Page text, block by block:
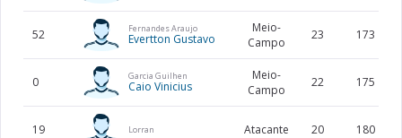
52 Fernandes Araujo
Evertton Gustavo
Meio-
Campo
23 173
0 Garcia Guilhen
Caio Vinicius
Meio-
Campo
22 175
19 Lorran Atacante 20 180